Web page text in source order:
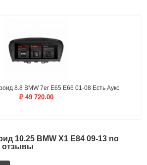
8.8 BMW 7er E65 E66 01-08 Есть Аукс
49 720.00
10.25 BMW X1 E84 09-13 no
отзывы